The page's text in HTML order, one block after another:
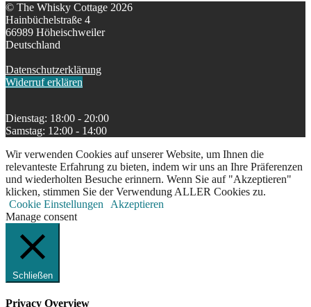
© The Whisky Cottage 2026
Hainbüchelstraße 4
66989 Höheischweiler
Deutschland
Datenschutzerklärung
Widerruf erklären
Dienstag: 18:00 - 20:00
Samstag: 12:00 - 14:00
Wir verwenden Cookies auf unserer Website, um Ihnen die
relevanteste Erfahrung zu bieten, indem wir uns an Ihre Präferenzen
und wiederholten Besuche erinnern. Wenn Sie auf "Akzeptieren"
klicken, stimmen Sie der Verwendung ALLER Cookies zu.
Cookie Einstellungen
Akzeptieren
Manage consent
Schließen
Privacy Overview